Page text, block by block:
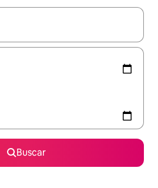
estén disponibles, podrás navegar
Buscar